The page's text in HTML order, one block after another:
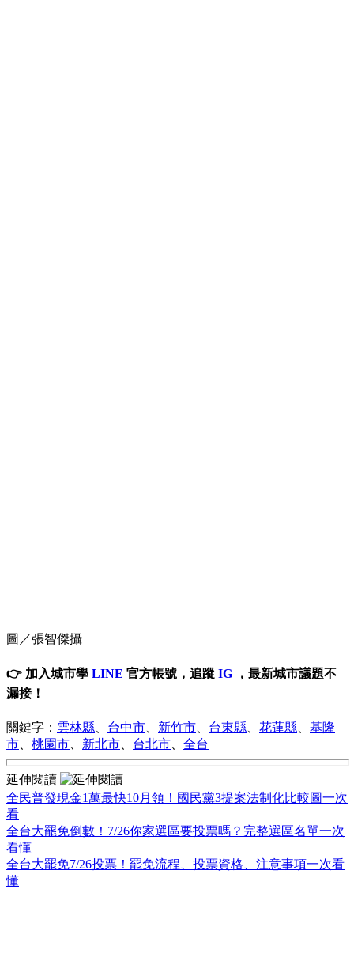
圖／張智傑攝
👉 加入城市學 LINE 官方帳號，追蹤 IG ，最新城市議題不
漏接！
關鍵字： 雲林縣 台中市 新竹市 台東縣 花蓮縣
基隆
市
桃園市 新北市 台北市 全台
延伸閱讀
全民普發現金1萬最快10月領！國民黨3提案法制化比較圖一次
看
全台大罷免倒數！7/26你家選區要投票嗎？完整選區名單一次
看懂
全台大罷免7/26投票！罷免流程、投票資格、注意事項一次看
懂